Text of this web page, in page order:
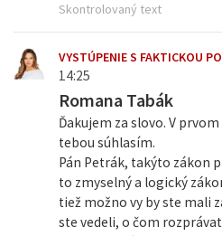
Skontrolovaný text
VYSTÚPENIE S FAKTICKOU
14:25
Romana Tabák
Ďakujem za slovo. V
tebou súhlasím.
Pán Petrák, takýto zákon
to zmyselný a logický
tiež možno vy by ste mali
ste vedeli, o čom